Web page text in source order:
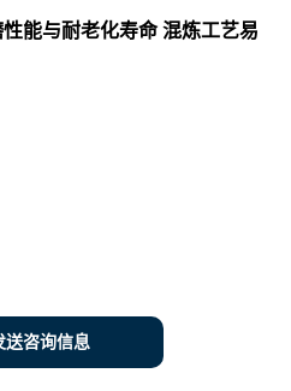
能与耐老化寿命 混炼工艺易
送咨询信息